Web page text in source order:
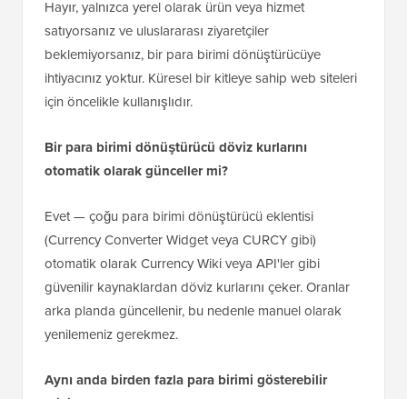
Hayır, yalnızca yerel olarak ürün veya hizmet
satıyorsanız ve uluslararası ziyaretçiler
beklemiyorsanız, bir para birimi dönüştürücüye
ihtiyacınız yoktur. Küresel bir kitleye sahip web siteleri
için öncelikle kullanışlıdır.
Bir para birimi dönüştürücü döviz kurlarını
otomatik olarak günceller mi?
Evet — çoğu para birimi dönüştürücü eklentisi
(Currency Converter Widget veya CURCY gibi)
otomatik olarak Currency Wiki veya API'ler gibi
güvenilir kaynaklardan döviz kurlarını çeker. Oranlar
arka planda güncellenir, bu nedenle manuel olarak
yenilemeniz gerekmez.
Aynı anda birden fazla para birimi gösterebilir